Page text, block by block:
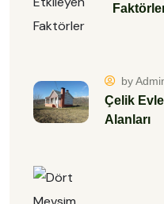
by
Çelik
Alanları